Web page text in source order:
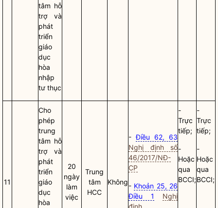
tâm hỗ
trợ và
phát
triển
giáo
dục
hòa
nhập
tư thục
11
Cho
phép
trung
tâm hỗ
trợ và
phát
triển
giáo
dục
hòa
20
ngày
làm
việc
Trung
tâm
HCC
Không
-Điều 62, 63
Nghị định số
46/2017/NĐ-
CP
- Khoản 25, 26
Điều 1
Nghị
định
-
Trực
tiếp;
-
Hoặc
qua
BCCI;
-
Trực
tiếp;
-
Hoặc
qua
BCCI;